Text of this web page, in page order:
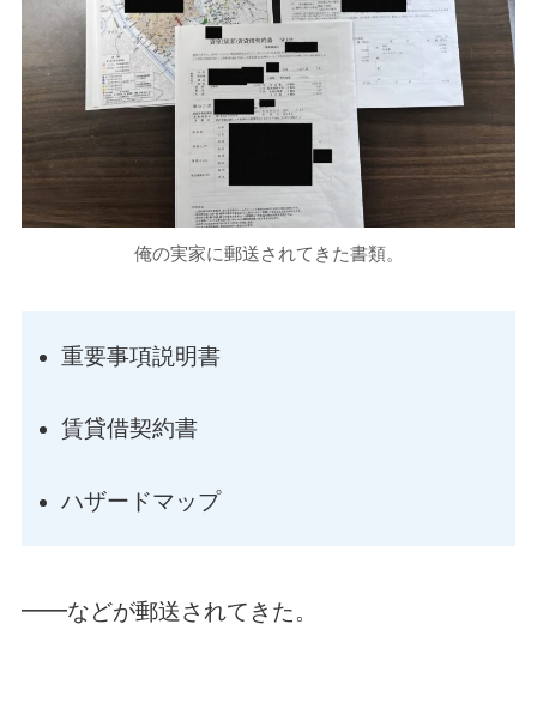
俺の実家に郵送されてきた書類。
重要事項説明書
賃貸借契約書
ハザードマップ
━━などが郵送されてきた。